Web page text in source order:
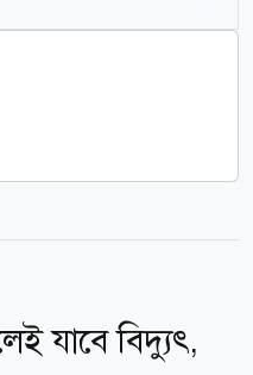
যাবে বিদ্যুৎ,